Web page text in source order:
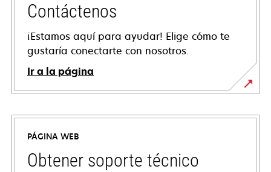
Contáctenos
¡Estamos aquí para ayudar! Elige cómo te
gustaría conectarte con nosotros.
Ir a la página
PÁGINA WEB
Obtener soporte técnico